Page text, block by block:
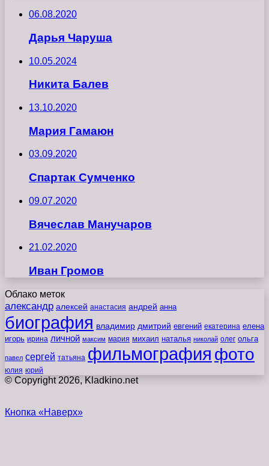
06.08.2020
Дарья Чаруша
10.05.2024
Никита Балев
13.10.2020
Мария Гамаюн
03.09.2020
Спартак Сумченко
09.07.2020
Вячеслав Манучаров
21.02.2020
Иван Громов
Облако меток
александр алексей анастасия андрей анна
биография владимир дмитрий евгений екатерина елена
игорь ирина личной максим мария михаил наталья николай олег ольга
павел сергей татьяна фильмография фото
юлия юрий
© Copyright 2026, Kladkino.net
Кнопка «Наверх»